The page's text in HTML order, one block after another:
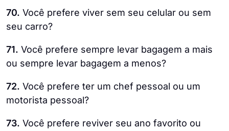
70. Você prefere viver sem seu celular ou sem
seu carro?
71. Você prefere sempre levar bagagem a mais
ou sempre levar bagagem a menos?
72. Você prefere ter um chef pessoal ou um
motorista pessoal?
73. Você prefere reviver seu ano favorito ou